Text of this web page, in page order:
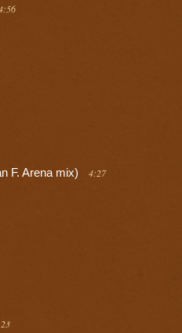
F. Arena mix) 4:27